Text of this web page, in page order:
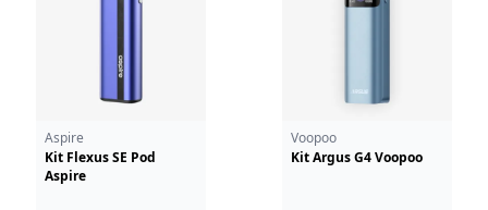
Aspire
Kit Flexus SE Pod
Aspire
Voopoo
Kit Argus G4 Voopoo